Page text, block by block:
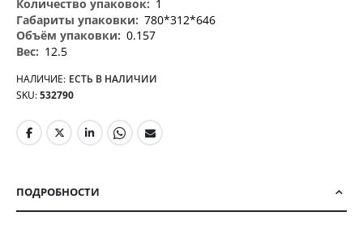
1
780*312*646
0.157
12.5
НАЛИЧИЕ: ЕСТЬ В НАЛИЧИИ
SKU 532790
ПОДРОБНОСТИ